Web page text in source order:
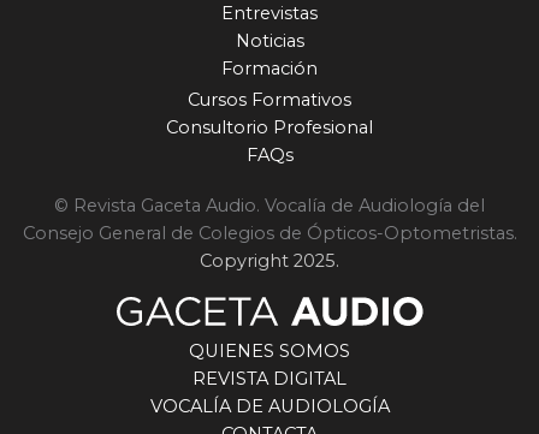
Entrevistas
Noticias
Formación
Cursos Formativos
Consultorio Profesional
FAQs
© Revista Gaceta Audio. Vocalía de Audiología del
Consejo General de Colegios de Ópticos-Optometristas.
Copyright 2025.
QUIENES SOMOS
REVISTA DIGITAL
VOCALÍA DE AUDIOLOGÍA